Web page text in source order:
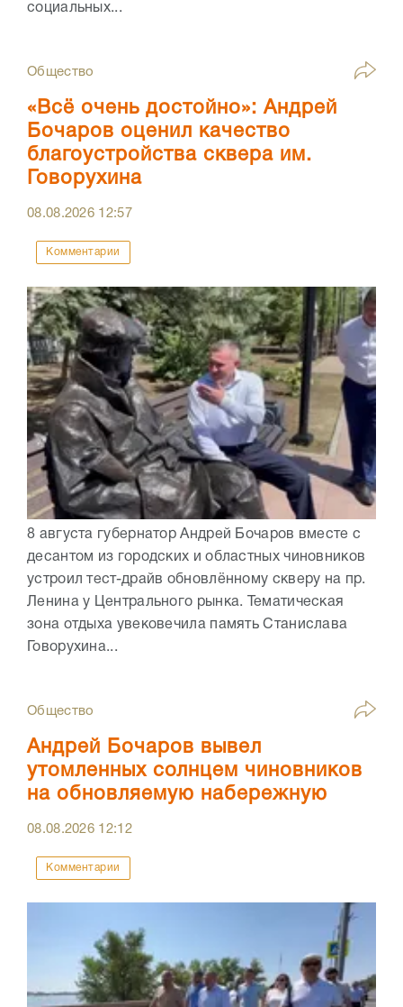
социальных...
Общество
«Всё очень достойно»: Андрей
Бочаров оценил качество
благоустройства сквера им.
Говорухина
08.08.2026 12:57
Комментарии
8 августа губернатор Андрей Бочаров вместе с
десантом из городских и областных чиновников
устроил тест-драйв обновлённому скверу на пр.
Ленина у Центрального рынка. Тематическая
зона отдыха увековечила память Станислава
Говорухина...
Общество
Андрей Бочаров вывел
утомленных солнцем чиновников
на обновляемую набережную
08.08.2026 12:12
Комментарии